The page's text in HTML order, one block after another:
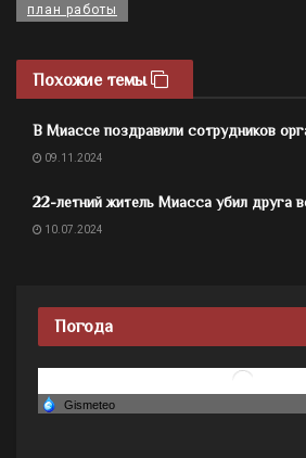
план работы
Похожие темы
В Миассе поздравили сотрудников
09.11.2024
22-летний житель Миасса убил друга
10.07.2024
Погода